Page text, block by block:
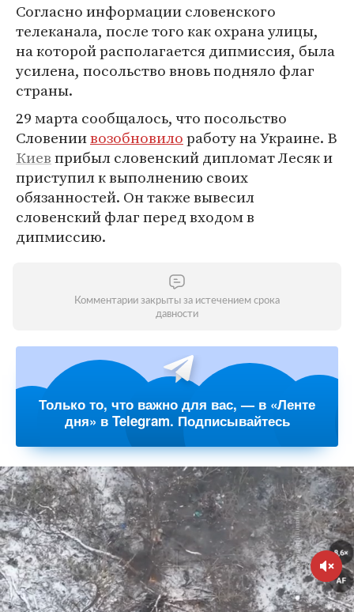
Согласно информации словенского
телеканала, после того как охрана улицы,
на которой располагается дипмиссия, была
усилена, посольство вновь подняло флаг
страны.
29 марта сообщалось, что посольство
Словениивозобновилоработу на Украине. В
Киевприбыл словенский дипломат Лесяк и
приступил к выполнению своих
обязанностей. Он также вывесил
словенский флаг перед входом в
дипмиссию.
Комментарии закрыты за истечением срока
давности
Только то, что важно для вас, — в «Ленте
дня» в Telegram. Подписывайтесь